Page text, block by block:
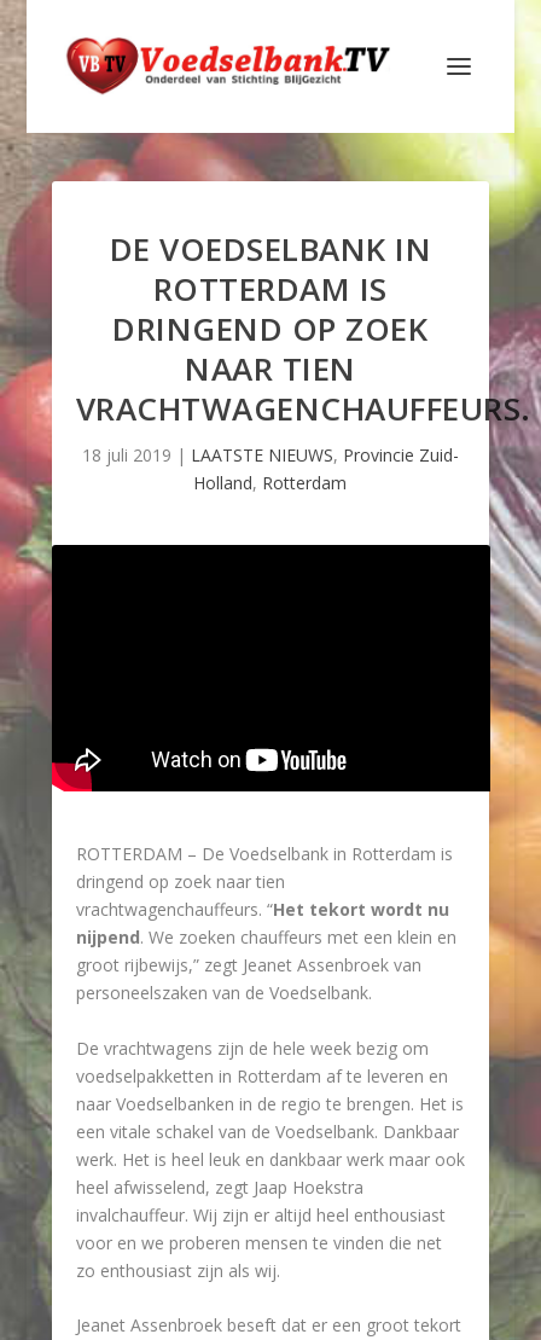
DE VOEDSELBANK IN
ROTTERDAM IS
DRINGEND OP ZOEK
NAAR TIEN
VRACHTWAGENCHAUFFEURS.
18 juli 2019 | LAATSTE NIEUWS, Provincie Zuid-
Holland, Rotterdam
ROTTERDAM – De Voedselbank in Rotterdam is
dringend op zoek naar tien
vrachtwagenchauffeurs. “Het tekort wordt nu
nijpend. We zoeken chauffeurs met een klein en
groot rijbewijs,” zegt Jeanet Assenbroek van
personeelszaken van de Voedselbank.
De vrachtwagens zijn de hele week bezig om
voedselpakketten in Rotterdam af te leveren en
naar Voedselbanken in de regio te brengen. Het is
een vitale schakel van de Voedselbank. Dankbaar
werk. Het is heel leuk en dankbaar werk maar ook
heel afwisselend, zegt Jaap Hoekstra
invalchauffeur. Wij zijn er altijd heel enthousiast
voor en we proberen mensen te vinden die net
zo enthousiast zijn als wij.
Jeanet Assenbroek beseft dat er een groot tekort